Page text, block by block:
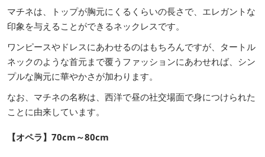
マチネは、トップが胸元にくるくらいの長さで、エレガントな
印象を与えることができるネックレスです。
ワンピースやドレスにあわせるのはもちろんですが、タートル
ネックのような首元まで覆うファッションにあわせれば、シン
プルな胸元に華やかさが加わります。
なお、マチネの名称は、西洋で昼の社交場面で身につけられた
ことに由来しています。
【オペラ】70cm～80cm